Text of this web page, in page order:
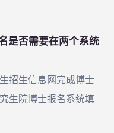
是否需要在两个系统
招生信息网完成博士
生院博士报名系统填